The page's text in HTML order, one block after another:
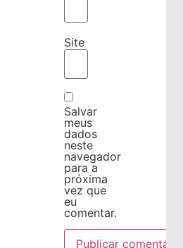
Site
Salvar
meus
dados
neste
navegador
para a
próxima
vez que
eu
comentar.